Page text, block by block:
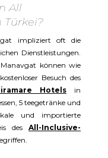
All
Türkei?
impliziert oft die
Dienstleistungen.
Manavgat können wie
Besuch des
Hotels in
5 teegetränke und
und importierte
desAll-Inclusive-